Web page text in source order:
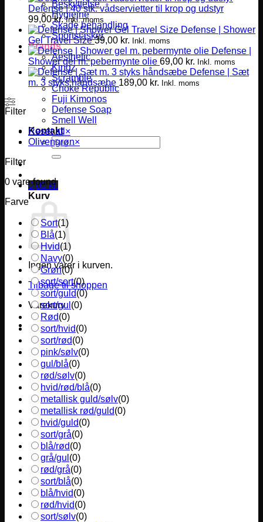
Beskyttelse
Hygiejne
Skade behandling
Sportstasker
Brands
Aesthetic
Kingz
Scramble
Choke Republic
Fuji Kimonos
Defense Soap
Smell Well
Kontakt
Søg
efter:
0,00 kr.
Kurv
Ingen varer i kurven.
Tilbage til shoppen
Varekurv
Defense | 40 stk. vådservietter til krop og udstyr
99,00kr. Inkl. moms
Defense | Shower
Gel Travel Size 39,00 kr. Inkl. moms
Defense |
Shower gel m. pebermynte olie 69,00 kr. Inkl. moms
Defense | Sæt
m. 3 styks håndsæbe 189,00 kr. Inkl. moms
Filter
Reset all ×
Olivengrøn×
Filter
0 vare found
Farve
Sort(1)
Blå(1)
Hvid(1)
Navy(0)
Grøn(0)
sort/sort(0)
sort/guld(0)
sort/gul (0)
Rød(0)
sort/hvid(0)
sort/rød(0)
pink/sølv(0)
gul/blå(0)
rød/sølv(0)
hvid/rød/blå(0)
metallisk guld/sølv(0)
metallisk rød/guld(0)
hvid/guld(0)
sort/grå(0)
blå/rød(0)
grå/gul (0)
rød/grå(0)
sort/blå(0)
blå/hvid(0)
rød/hvid(0)
sort/sølv(0)